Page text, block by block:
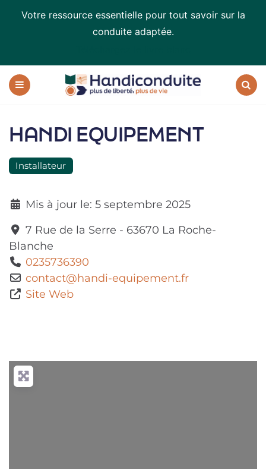
Votre ressource essentielle pour tout savoir sur la
conduite adaptée.
Handiconduite
conduite
adaptée
HANDI EQUIPEMENT
Installateur
Mis à jour le: 5 septembre 2025
7 Rue de la Serre - 63670 La Roche-
Blanche
0235736390
contact@handi-equipement.fr
Site Web